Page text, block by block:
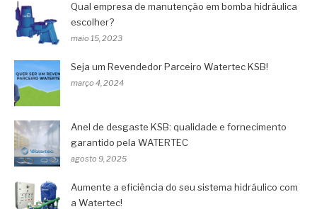
Qual empresa de manutenção em bomba hidráulica
escolher?
maio 15, 2023
Seja um Revendedor Parceiro Watertec KSB!
março 4, 2024
Anel de desgaste KSB: qualidade e fornecimento
garantido pela WATERTEC
agosto 9, 2025
Aumente a eficiência do seu sistema hidráulico com
a Watertec!